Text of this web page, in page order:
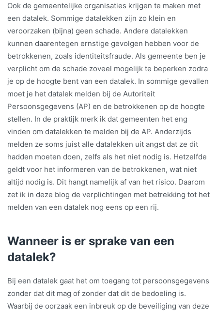
Ook de gemeentelijke organisaties krijgen te maken met
een datalek. Sommige datalekken zijn zo klein en
veroorzaken (bijna) geen schade. Andere datalekken
kunnen daarentegen ernstige gevolgen hebben voor de
betrokkenen, zoals identiteitsfraude. Als gemeente ben je
verplicht om de schade zoveel mogelijk te beperken zodra
je op de hoogte bent van een datalek. In sommige gevallen
moet je het datalek melden bij de Autoriteit
Persoonsgegevens (AP) en de betrokkenen op de hoogte
stellen. In de praktijk merk ik dat gemeenten het eng
vinden om datalekken te melden bij de AP. Anderzijds
melden ze soms juist alle datalekken uit angst dat ze dit
hadden moeten doen, zelfs als het niet nodig is. Hetzelfde
geldt voor het informeren van de betrokkenen, wat niet
altijd nodig is. Dit hangt namelijk af van het risico. Daarom
zet ik in deze blog de verplichtingen met betrekking tot het
melden van een datalek nog eens op een rij.
Wanneer is er sprake van een
datalek?
Bij een datalek gaat het om toegang tot persoonsgegevens
zonder dat dit mag of zonder dat dit de bedoeling is.
Waarbij de oorzaak een inbreuk op de beveiliging van deze